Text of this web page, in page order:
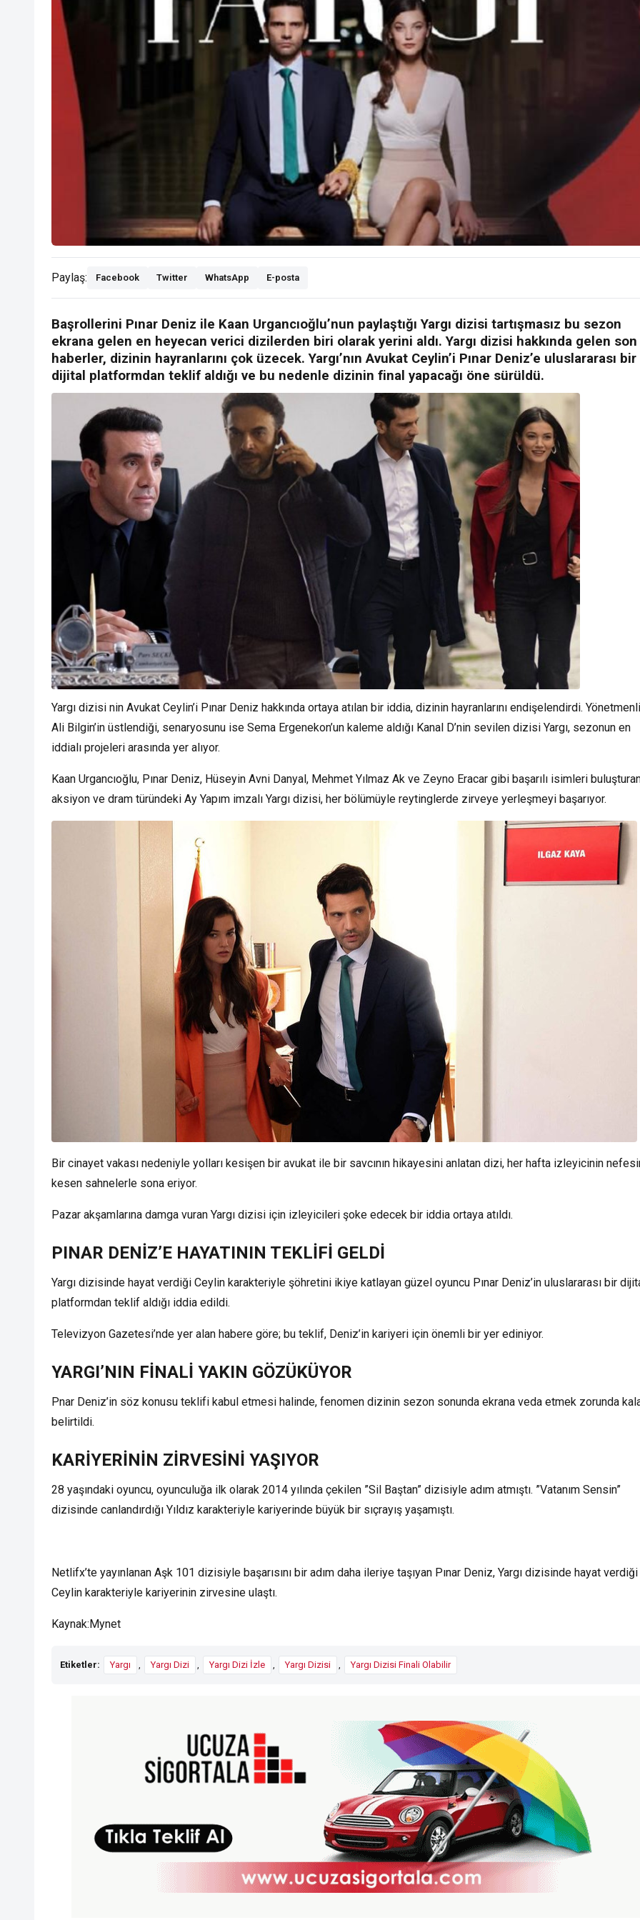
Paylaş: Facebook Twitter WhatsApp E-posta
Başrollerini Pınar Deniz ile Kaan Urgancıoğlu’nun paylaştığı Yargı dizisi tartışmasız bu sezon
ekrana gelen en heyecan verici dizilerden biri olarak yerini aldı. Yargı dizisi hakkında gelen son
haberler, dizinin hayranlarını çok üzecek. Yargı’nın Avukat Ceylin’i Pınar Deniz’e uluslararası bir
dijital platformdan teklif aldığı ve bu nedenle dizinin final yapacağı öne sürüldü.
Yargı dizisi nin Avukat Ceylin’i Pınar Deniz hakkında ortaya atılan bir iddia, dizinin hayranlarını endişelendirdi.
Ali Bilgin’in üstlendiği, senaryosunu ise Sema Ergenekon’un kaleme aldığı Kanal D’nin sevilen dizisi Yargı, sezonun en
iddialı projeleri arasında yer alıyor.
Kaan Urgancıoğlu, Pınar Deniz, Hüseyin Avni Danyal, Mehmet Yılmaz Ak ve Zeyno Eracar gibi başarılı isimleri
aksiyon ve dram türündeki Ay Yapım imzalı Yargı dizisi, her bölümüyle reytinglerde zirveye yerleşmeyi başarıyor.
Bir cinayet vakası nedeniyle yolları kesişen bir avukat ile bir savcının hikayesini anlatan dizi, her hafta izleyicinin
kesen sahnelerle sona eriyor.
Pazar akşamlarına damga vuran Yargı dizisi için izleyicileri şoke edecek bir iddia ortaya atıldı.
PINAR DENİZ’E HAYATININ TEKLİFİ GELDİ
Yargı dizisinde hayat verdiği Ceylin karakteriyle şöhretini ikiye katlayan güzel oyuncu Pınar Deniz’in uluslararası bir
platformdan teklif aldığı iddia edildi.
Televizyon Gazetesi’nde yer alan habere göre; bu teklif, Deniz’in kariyeri için önemli bir yer ediniyor.
YARGI’NIN FİNALİ YAKIN GÖZÜKÜYOR
Pnar Deniz’in söz konusu teklifi kabul etmesi halinde, fenomen dizinin sezon sonunda ekrana veda etmek zorunda
belirtildi.
KARİYERİNİN ZİRVESİNİ YAŞIYOR
28 yaşındaki oyuncu, oyunculuğa ilk olarak 2014 yılında çekilen ”Sil Baştan” dizisiyle adım atmıştı. ”Vatanım Sensin”
dizisinde canlandırdığı Yıldız karakteriyle kariyerinde büyük bir sıçrayış yaşamıştı.
Netlifx’te yayınlanan Aşk 101 dizisiyle başarısını bir adım daha ileriye taşıyan Pınar Deniz, Yargı dizisinde hayat verdiği
Ceylin karakteriyle kariyerinin zirvesine ulaştı.
Kaynak:Mynet
Etiketler: Yargı , Yargı Dizi , Yargı Dizi İzle , Yargı Dizisi , Yargı Dizisi Finali Olabilir